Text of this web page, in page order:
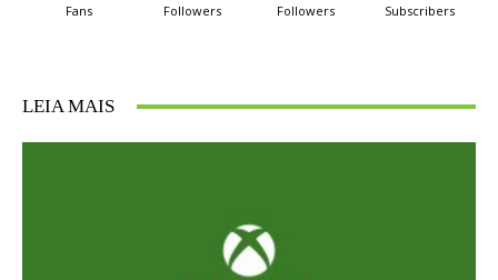
Fans Followers Followers Subscribers
LEIA MAIS